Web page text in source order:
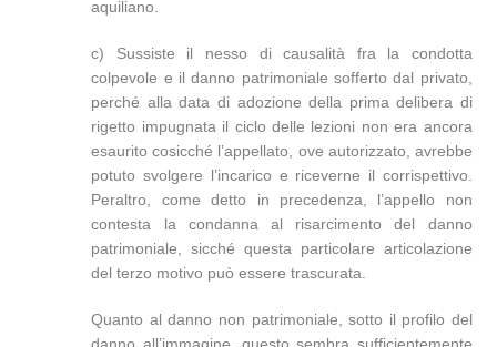
aquiliano.
c) Sussiste il nesso di causalità fra la condotta
colpevole e il danno patrimoniale sofferto dal privato,
perché alla data di adozione della prima delibera di
rigetto impugnata il ciclo delle lezioni non era ancora
esaurito cosicché l’appellato, ove autorizzato, avrebbe
potuto svolgere l’incarico e riceverne il corrispettivo.
Peraltro, come detto in precedenza, l’appello non
contesta la condanna al risarcimento del danno
patrimoniale, sicché questa particolare articolazione
del terzo motivo può essere trascurata.
Quanto al danno non patrimoniale, sotto il profilo del